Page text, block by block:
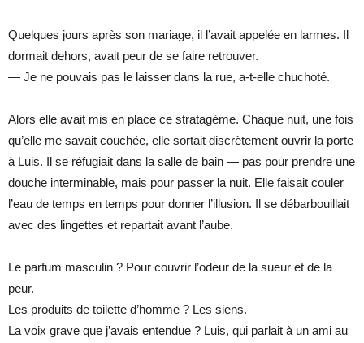
Quelques jours après son mariage, il l’avait appelée en larmes. Il
dormait dehors, avait peur de se faire retrouver.
— Je ne pouvais pas le laisser dans la rue, a-t-elle chuchoté.
Alors elle avait mis en place ce stratagème. Chaque nuit, une fois
qu’elle me savait couchée, elle sortait discrètement ouvrir la porte
à Luis. Il se réfugiait dans la salle de bain — pas pour prendre une
douche interminable, mais pour passer la nuit. Elle faisait couler
l’eau de temps en temps pour donner l’illusion. Il se débarbouillait
avec des lingettes et repartait avant l’aube.
Le parfum masculin ? Pour couvrir l’odeur de la sueur et de la
peur.
Les produits de toilette d’homme ? Les siens.
La voix grave que j’avais entendue ? Luis, qui parlait à un ami au